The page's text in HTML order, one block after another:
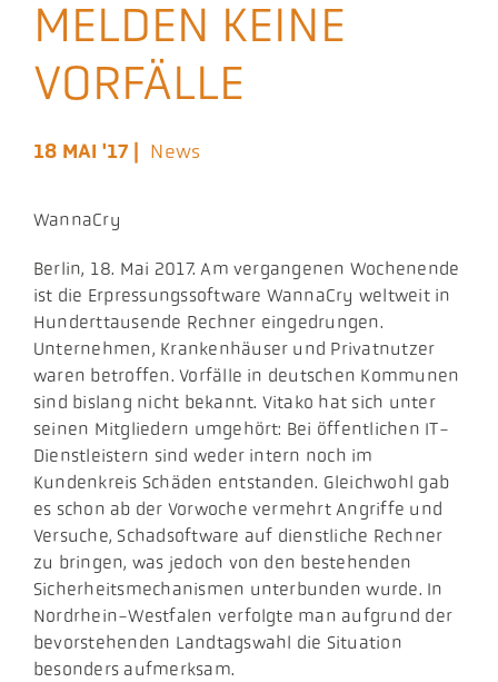
Aktuelles
Podcast
MELDEN KEINE
VORFÄLLE
18 MAI '17 | News
WannaCry
Berlin, 18. Mai 2017. Am vergangenen Wochenende
ist die Erpressungssoftware WannaCry weltweit in
Hunderttausende Rechner eingedrungen.
Unternehmen, Krankenhäuser und Privatnutzer
waren betroffen. Vorfälle in deutschen Kommunen
sind bislang nicht bekannt. Vitako hat sich unter
seinen Mitgliedern umgehört: Bei öffentlichen IT-
Dienstleistern sind weder intern noch im
Kundenkreis Schäden entstanden. Gleichwohl gab
es schon ab der Vorwoche vermehrt Angriffe und
Versuche, Schadsoftware auf dienstliche Rechner
zu bringen, was jedoch von den bestehenden
Sicherheitsmechanismen unterbunden wurde. In
Nordrhein-Westfalen verfolgte man aufgrund der
bevorstehenden Landtagswahl die Situation
besonders aufmerksam.